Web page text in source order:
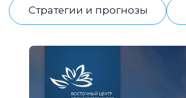
Стратегии и прогнозы